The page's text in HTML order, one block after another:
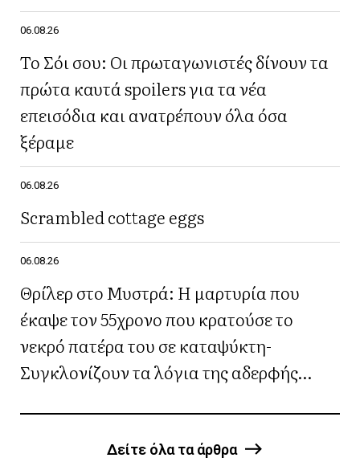
06.08.26
Το Σόι σου: Οι πρωταγωνιστές δίνουν τα
πρώτα καυτά spoilers για τα νέα
επεισόδια και ανατρέπουν όλα όσα
ξέραμε
06.08.26
Scrambled cottage eggs
06.08.26
Θρίλερ στο Μυστρά: Η μαρτυρία που
έκαψε τον 55χρονο που κρατούσε το
νεκρό πατέρα του σε καταψύκτη-
Συγκλονίζουν τα λόγια της αδερφής
Δείτε όλα τα άρθρα